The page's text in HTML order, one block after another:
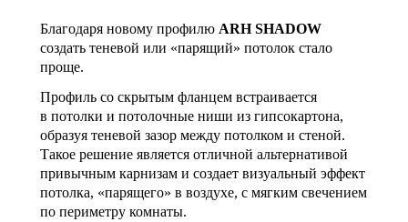
Благодаря новому профилю ARH SHADOW
создать теневой или «парящий» потолок стало
проще.
Профиль со скрытым фланцем встраивается
в потолки и потолочные ниши из гипсокартона,
образуя теневой зазор между потолком и стеной.
Такое решение является отличной альтернативой
привычным карнизам и создает визуальный эффект
потолка, «парящего» в воздухе, с мягким свечением
по периметру комнаты.